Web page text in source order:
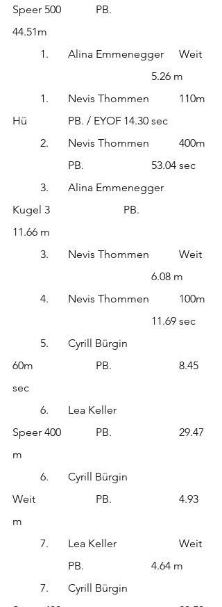
Speer 500		PB.
44.51m
					5.26 m
Hü		PB. / EYOF	14.30 sec
Kugel 3			PB.
11.66 m
					6.08 m
					11.69 sec
60m			PB.			8.45
sec
Speer 400		PB.			29.47
m
Weit			PB.			4.93
m
		PB.			4.64 m